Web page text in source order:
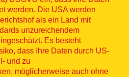
werden. Die USA werden
als ein Land mit
unzureichendem
Es besteht
dass Ihre Daten durch US-
und zu
möglicherweise auch ohne